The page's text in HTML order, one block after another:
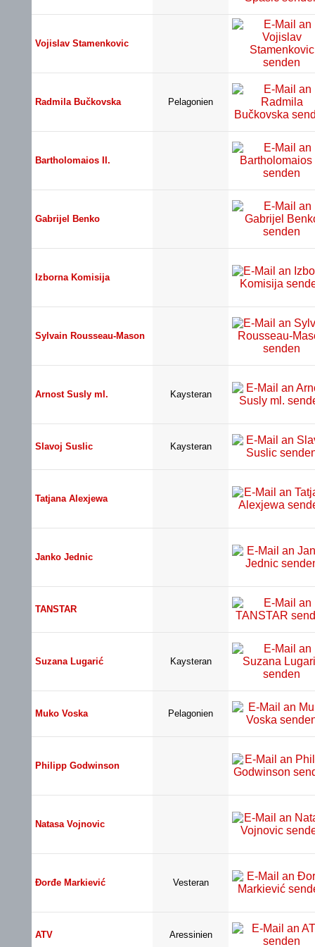
Vojislav Stamenkovic
Radmila Bučkovska Pelagonien
Bartholomaios II.
Gabrijel Benko
Izborna Komisija
Sylvain Rousseau-Mason
Arnost Susly ml. Kaysteran
Slavoj Suslic Kaysteran
Tatjana Alexjewa
Janko Jednic
TANSTAR
Suzana Lugarić Kaysteran
Muko Voska Pelagonien
Philipp Godwinson
Natasa Vojnovic
Đorđe Markiević Vesteran
ATV Aressinien